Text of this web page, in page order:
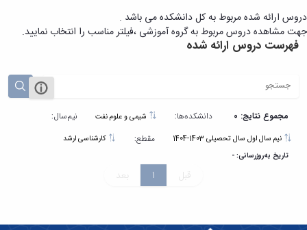
دروس ارائه شده مربوط به کل دانشکده می باشد .
جهت مشاهده دروس مربوط به گروه آموزشی ،فیلتر مناسب را انتخاب نمایید.
فهرست دروس ارائه شده
مجموع نتایج: 0 دانشکده‌ها: نیم‌سال:
مقطع: کارشناسی ارشد
تاریخ به‌روزرسانی: -
قبل 1 بعد